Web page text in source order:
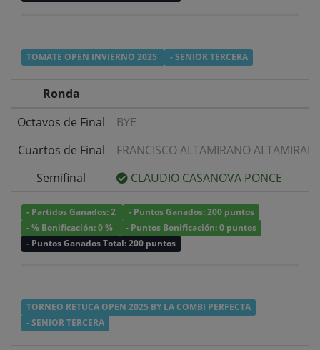
TOMATE OPEN INVIERNO 2025 - SENIOR TERCERA
Ronda
Octavos de Final
BYE
Cuartos de Final
FRANCISCO ALTAMIRANO
Semifinal
CLAUDIO CASANOVA PONCE
- Partidos Ganados: 2
- Puntos Ganados: 200 puntos
- % Bonificación: 0 %
- Puntos Bonificación: 0 puntos
- Puntos Ganados Total: 200 puntos
TORNEO RETUCA OPEN 2025 BY LA COMBI PERFECTA
- SENIOR TERCERA